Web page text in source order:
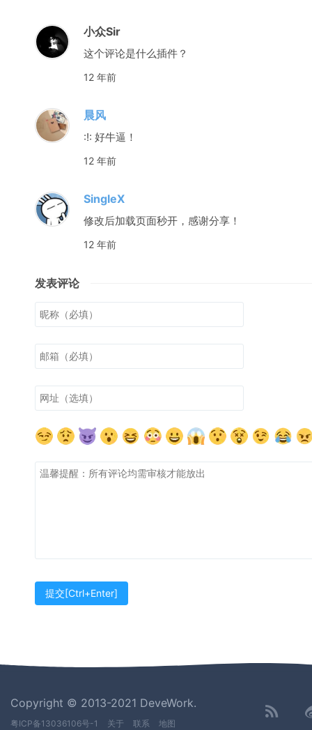
小众Sir
这个评论是什么插件？
12 年前
晨风
:!: 好牛逼！
12 年前
SingleX
修改后加载页面秒开，感谢分享！
12 年前
发表评论
Copyright © 2013-2021 DeveWork.
粤ICP备13036106号-1 关于 联系 地图